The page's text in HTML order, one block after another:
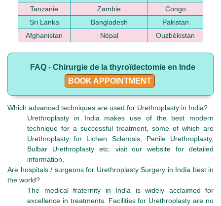
Tanzanie
Zambie
Congo
Sri Lanka
Bangladesh
Pakistan
Afghanistan
Népal Ouzbékistan
FAQ - Chirurgie de la thyroïdectomie en Inde
BOOK APPOINTMENT
Which advanced techniques are used for Urethroplasty in India?
Urethroplasty in India makes use of the best modern
technique for a successful treatment, some of which are
Urethroplasty for Lichen Sclerosis, Penile Urethroplasty,
Bulbar Urethroplasty etc. visit our website for detailed
information.
Are hospitals / surgeons for Urethroplasty Surgery in India best in
the world?
The medical fraternity in India is widely acclaimed for
excellence in treatments. Facilities for Urethroplasty are no